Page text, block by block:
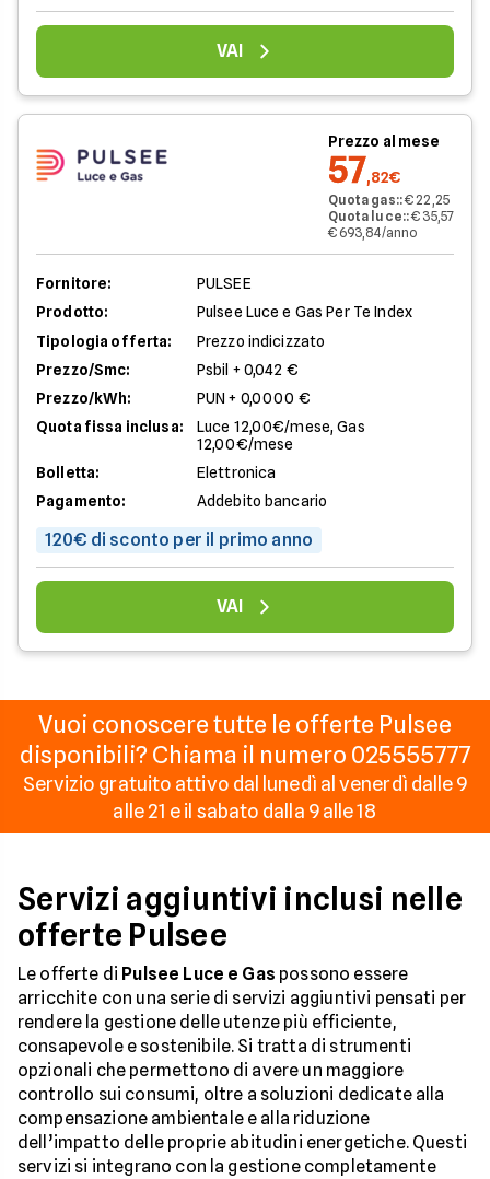
VAI
Prezzo al mese
57,82€
Quota gas::€ 22,25
Quota luce::€ 35,57
€ 693,84/anno
Fornitore:
PULSEE
Prodotto:
Pulsee Luce e Gas Per Te Index
Tipologia offerta:
Prezzo indicizzato
Prezzo/Smc:
Psbil + 0,042 €
Prezzo/kWh:
PUN + 0,0000 €
Quota fissa inclusa:
Luce 12,00€/mese, Gas
12,00€/mese
Bolletta:
Elettronica
Pagamento:
Addebito bancario
120€ di sconto per il primo anno
VAI
Vuoi conoscere tutte le offerte Pulsee
disponibili? Chiama il numero 025555777
Servizio gratuito attivo dal lunedì al venerdì dalle 9
alle 21 e il sabato dalla 9 alle 18
Servizi aggiuntivi inclusi nelle
offerte Pulsee
Le offerte di Pulsee Luce e Gas possono essere
arricchite con una serie di servizi aggiuntivi pensati per
rendere la gestione delle utenze più efficiente,
consapevole e sostenibile. Si tratta di strumenti
opzionali che permettono di avere un maggiore
controllo sui consumi, oltre a soluzioni dedicate alla
compensazione ambientale e alla riduzione
dell’impatto delle proprie abitudini energetiche. Questi
servizi si integrano con la gestione completamente